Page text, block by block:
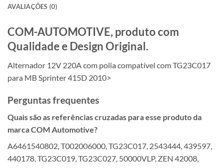
AVALIAÇÕES (0)
COM-AUTOMOTIVE, produto com
Qualidade e Design Original.
Alternador 12V 220A com polia compatível com TG23C017
para MB Sprinter 415D 2010>
Perguntas frequentes
Quais são as referências cruzadas para esse produto da
marca COM Automotive?
A6461540802, T002006000, TG23C017, 2543444, 439597,
440178, TG23C019, TG23C027, 50000VLP, ZEN 42008,